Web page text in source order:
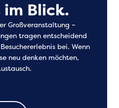
Blick.
Großveranstaltung –
tragen entscheidend
bei. Wenn
neu denken möchten,